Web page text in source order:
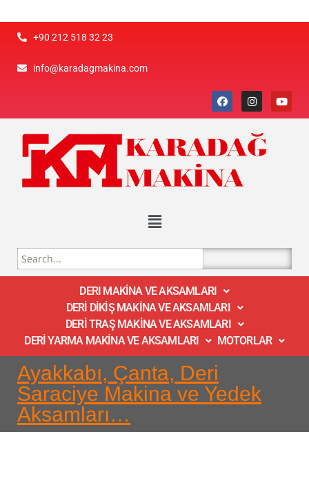
+90 212 518 32 23
info@karadagmakina.com
DERI MAKİNA VE AKSAMLARI
DERİ DİKİŞ MAKİNA VE AKSAMLARI
DERİ TRAŞ MAKİNA VE AKSAMLARI
DERİ YARMA MAKİNA VE AKSAMLARI
MOTORLAR
Ayakkabı, Çanta, Deri
Saraciye Makina ve Yedek
Aksamları…